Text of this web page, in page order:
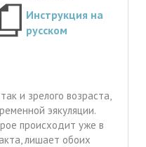
Инструкция на
русском
и зрелого возраста,
эякуляции.
происходит уже в
лишает обоих